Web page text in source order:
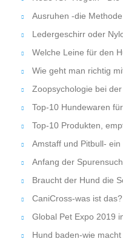
Ausruhen -die
Ledergeschirr oder
Welche Leine für den
Wie geht man richtig
Zoopsychologie bei
Top-10 Hundewaren
Top-10 Produkten,
Amstaff und Pitbull-
Anfang der
Braucht der Hund die
CaniCross-was ist das?
Global Pet Expo 2019
Hund baden-wie